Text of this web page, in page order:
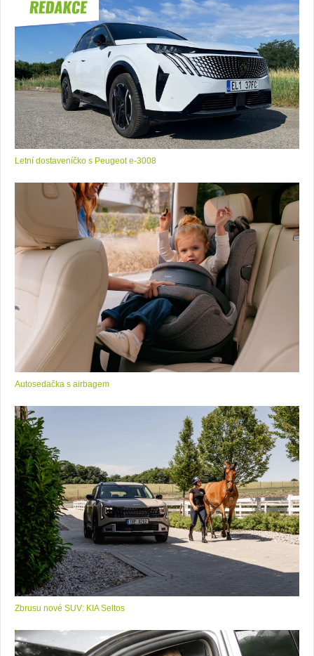
Letní dostaveníčko s Peugeot e-3008
Autosedačka s airbagem
Zbrusu nové SUV: KIA Seltos